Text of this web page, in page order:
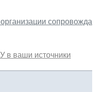
в ваши источники